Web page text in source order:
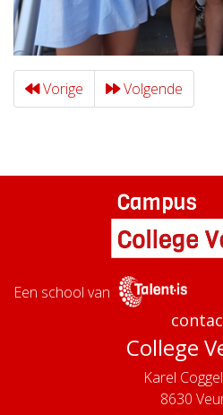
Vorige Volgende
Een school van
College
Karel
8630